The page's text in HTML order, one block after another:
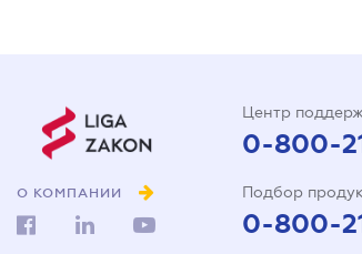
О КОМПАНИИ
Центр
0-800-
Подбор
0-800-